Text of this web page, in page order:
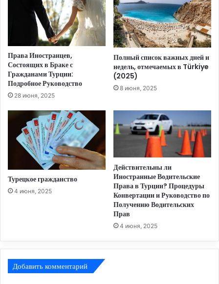
Права Иностранцев,
Состоящих в Браке с
Гражданами Турции:
Подробное Руководство
28 июня, 2025
Полный список важных дней и
недель, отмечаемых в Türkiye
(2025)
8 июня, 2025
Турецкое гражданство
4 июня, 2025
Действительны ли
Иностранные Водительские
Права в Турции? Процедуры
Конвертации и Руководство по
Получению Водительских
Прав
4 июня, 2025
Добавить комментарий